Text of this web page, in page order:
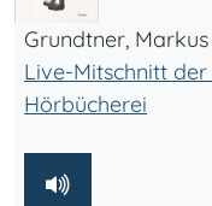
Grundtner, Markus
Live-Mitschnitt
Hörbücherei